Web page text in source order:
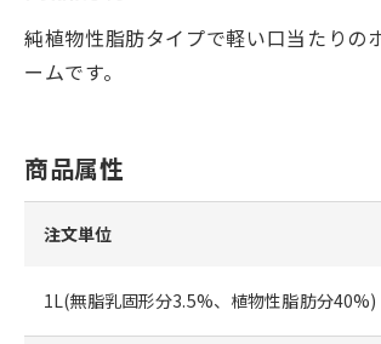
純植物性脂肪タイプで軽い口当たりの
ームです。
商品属性
注文単位
1L(無脂乳固形分3.5%、植物性脂肪分40%)